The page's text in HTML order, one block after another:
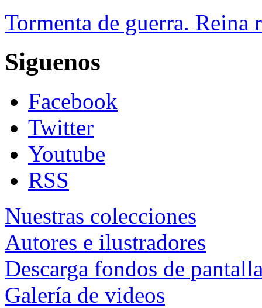
Tormenta de guerra. Reina
Siguenos
Facebook
Twitter
Youtube
RSS
Nuestras colecciones
Autores e ilustradores
Descarga fondos de
Galería de videos